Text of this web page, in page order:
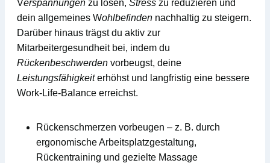
Verspannungen zu lösen, Stress zu reduzieren und
dein allgemeines Wohlbefinden nachhaltig zu steigern.
Darüber hinaus trägst du aktiv zur
Mitarbeitergesundheitbei, indem du
Rückenbeschwerden vorbeugst, deine
Leistungsfähigkeiterhöhst und langfristig eine bessere
Work-Life-Balance erreichst.
Rückenschmerzen vorbeugen – z. B. durch
ergonomische Arbeitsplatzgestaltung,
Rückentraining und gezielte Massage